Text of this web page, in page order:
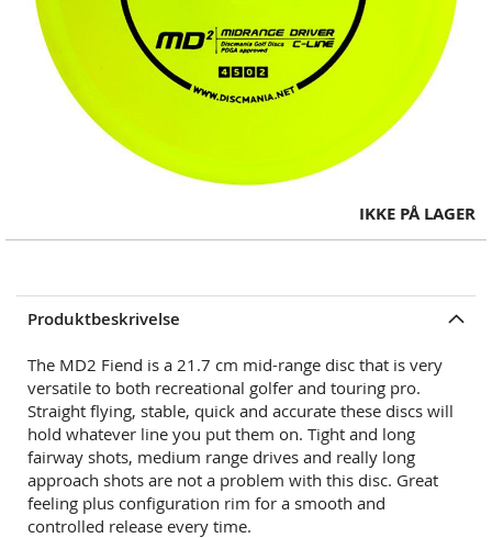
to
of
the
gallery
IKKE PÅ LAGER
Produktbeskrivelse
The MD2 Fiend is a 21.7 cm mid-range disc that is very
versatile to both recreational golfer and touring pro.
Straight flying, stable, quick and accurate these discs will
hold whatever line you put them on. Tight and long
fairway shots, medium range drives and really long
approach shots are not a problem with this disc. Great
feeling plus configuration rim for a smooth and
controlled release every time.